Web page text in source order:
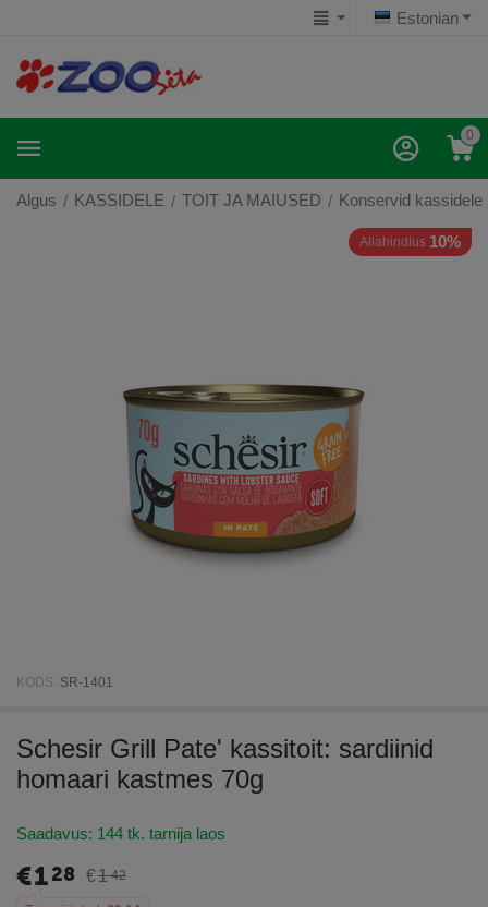
Estonian
0
Algus / KASSIDELE / TOIT JA MAIUSED / Konservid kassidele
Allahindlus 10%
KODS: SR-1401
Schesir Grill Pate' kassitoit: sardiinid
homaari kastmes 70g
Saadavus: 144 tk. tarnija laos
€128 €1 42